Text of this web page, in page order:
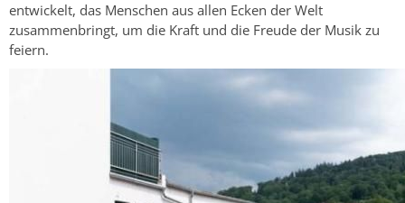
entwickelt, das Menschen aus allen Ecken der Welt
zusammenbringt, um die Kraft und die Freude der Musik zu
feiern.